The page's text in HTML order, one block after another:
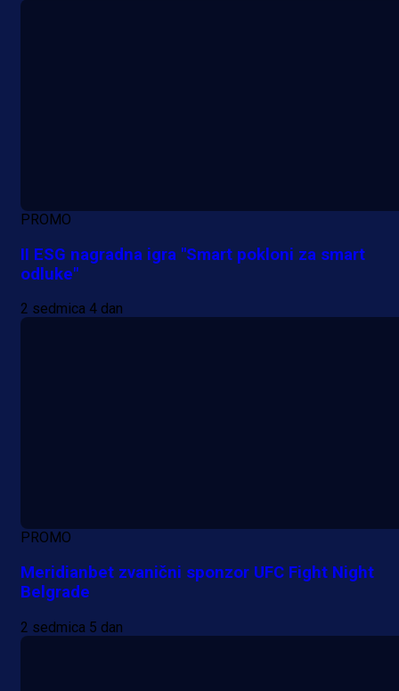
PROMO
II ESG nagradna igra "Smart pokloni za smart
odluke"
2 sedmica 4 dan
PROMO
Meridianbet zvanični sponzor UFC Fight Night
Belgrade
2 sedmica 5 dan